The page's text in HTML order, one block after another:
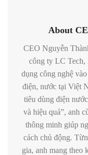
About
CEO Nguyễn
công ty LC Tech,
dụng công nghệ
điện, nước tại Việt
tiêu dùng điện
và hiệu quả”, anh
thông minh giúp
cách chủ động.
gia, anh mang theo